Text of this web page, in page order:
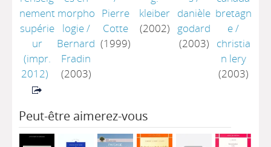
nement
supérie
ur
(impr.
2012)
morpho
logie/
Bernard
Fradin
(2003)
Pierre
Cotte
(1999)
kleiber
(2002)
danièle
godard
(2003)
bretagn
e/
christia
n lery
(2003)
Peut-être aimerez-vous